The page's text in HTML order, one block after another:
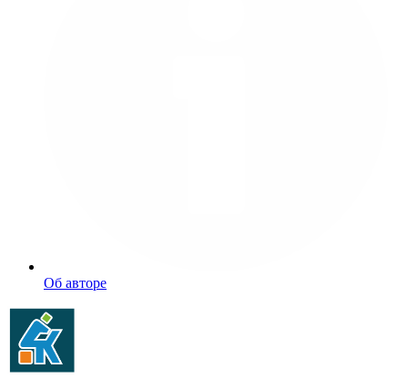
Об авторе